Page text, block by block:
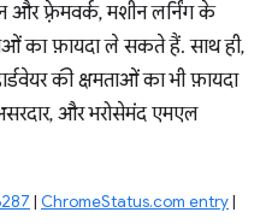
फ़्रेमवर्क, मशीन लर्निंग के
का फ़ायदा ले सकते हैं. साथ ही,
की क्षमताओं का भी फ़ायदा
और भरोसेमंद एमएल
| ChromeStatus.com entry|